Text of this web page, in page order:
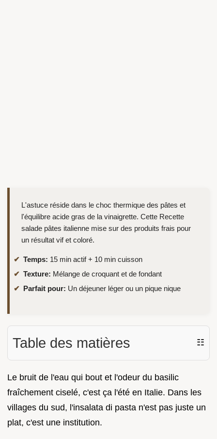
L'astuce réside dans le choc thermique des pâtes et
l'équilibre acide gras de la vinaigrette. Cette Recette
salade pâtes italienne mise sur des produits frais pour
un résultat vif et coloré.
Temps: 15 min actif + 10 min cuisson
Texture: Mélange de croquant et de fondant
Parfait pour: Un déjeuner léger ou un pique nique
Table des matières ☷
Le bruit de l'eau qui bout et l'odeur du basilic
fraîchement ciselé, c'est ça l'été en Italie. Dans les
villages du sud, l'insalata di pasta n'est pas juste un
plat, c'est une institution.